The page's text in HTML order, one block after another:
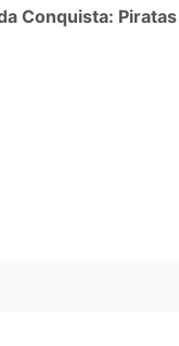
Conquista: Piratas